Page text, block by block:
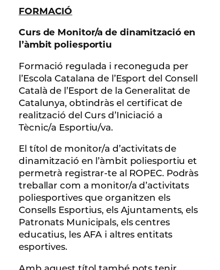
FORMACIÓ
Curs de Monitor/a de dinamització en
l’àmbit poliesportiu
Formació regulada i reconeguda per
l’Escola Catalana de l’Esport del Consell
Català de l’Esport de la Generalitat de
Catalunya, obtindràs el certificat de
realització del Curs d’Iniciació a
Tècnic/a Esportiu/va.
El títol de monitor/a d’activitats de
dinamització en l’àmbit poliesportiu et
permetrà registrar-te al ROPEC. Podràs
treballar com a monitor/a d’activitats
poliesportives que organitzen els
Consells Esportius, els Ajuntaments, els
Patronats Municipals, els centres
educatius, les AFA i altres entitats
esportives.